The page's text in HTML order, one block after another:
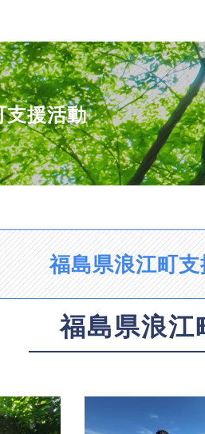
支援活動
福島県浪江町
福島県浪江